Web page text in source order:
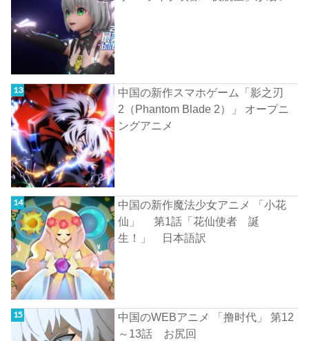
中国の新作スマホゲーム「影之刃
2（Phantom Blade 2）」 オープニ
ングアニメ
中国の新作魔法少女アニメ 「小花
仙」 第1話「花仙使者 誕
生！」 日本語訳
中国のWEBアニメ 「撸时代」 第12
～13話 お尻回